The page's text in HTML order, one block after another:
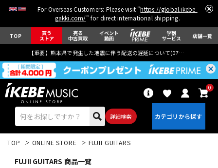
For Overseas Customers: Please visit "https://global.ikebe-
gakki.com/" for direct international shipping.
TOP 買う
ストア
売る
中古買取
イベント
動画
学割
サービス 店舗一覧
【重要】熊本県で発生した地震に伴う配送の遅延について(07月29日
詳細検索
0
TOP ONLINE STORE FUJII GUITARS
FUJII GUITARS 商品一覧